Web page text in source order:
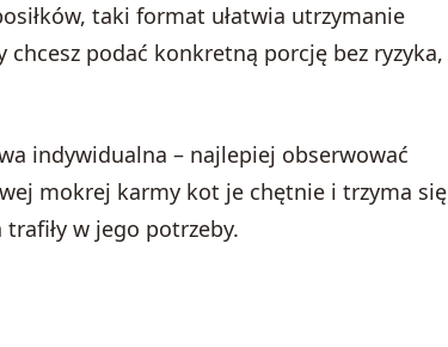
taki format ułatwia utrzymanie
podać konkretną porcję bez ryzyka,
indywidualna – najlepiej obserwować
mokrej karmy kot je chętnie i trzyma się
w jego potrzeby.